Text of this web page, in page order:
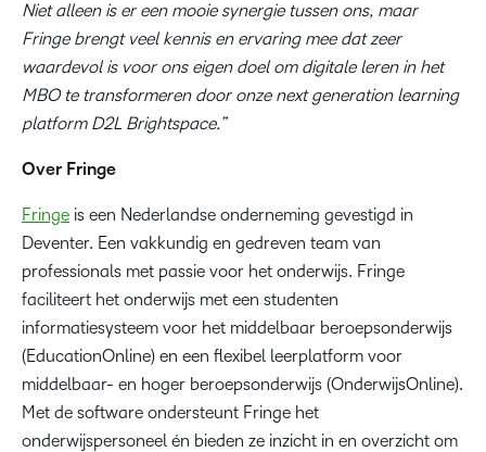
Niet alleen is er een mooie synergie tussen ons, maar
Fringe brengt veel kennis en ervaring mee dat zeer
waardevol is voor ons eigen doel om digitale leren in het
MBO te transformeren door onze next generation learning
platform D2L Brightspace.”
Over Fringe
Fringe is een Nederlandse onderneming gevestigd in
Deventer. Een vakkundig en gedreven team van
professionals met passie voor het onderwijs. Fringe
faciliteert het onderwijs met een studenten
informatiesysteem voor het middelbaar beroepsonderwijs
(EducationOnline) en een flexibel leerplatform voor
middelbaar- en hoger beroepsonderwijs (OnderwijsOnline).
Met de software ondersteunt Fringe het
onderwijspersoneel én bieden ze inzicht in en overzicht om